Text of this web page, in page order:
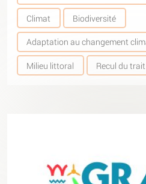
Climat Biodiversité
Adaptation au changement
Milieu littoral Recul du